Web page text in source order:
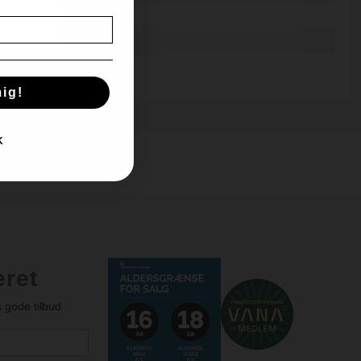
gode tilbud